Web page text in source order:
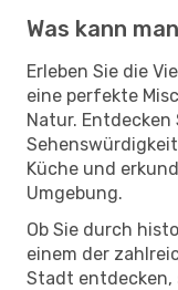
Was kann
Erleben Sie die
eine perfekte
Natur. Entdecken
Küche und
Umgebung.
Ob Sie durch
einem der
Stadt entdecken,